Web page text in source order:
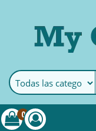
MyGoods
0